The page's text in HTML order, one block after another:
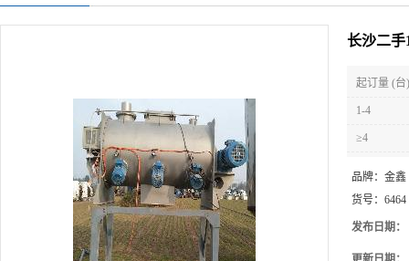
长沙二手
起订量 (台)
1-4
≥4
品牌： 金鑫
货号： 6464
发布日期：